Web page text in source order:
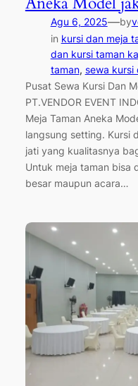
Agu 6, 2025—by
in kursi dan meja
dan kursi taman
taman, sewa kursi
Pusat Sewa Kursi Dan
PT.VENDOR EVENT
Meja Taman Aneka
langsung setting. Kursi
jati yang kualitasnya
Untuk meja taman bisa
besar maupun acara…